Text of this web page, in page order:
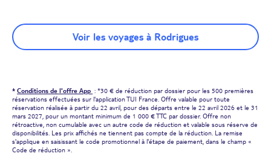
Voir les voyages à Rodrigues
* Conditions de l'offre App : *30 € de réduction par dossier pour les 500 premières
réservations effectuées sur l'application TUI France. Offre valable pour toute
réservation réalisée à partir du 22 avril, pour des départs entre le 22 avril 2026 et le 31
mars 2027, pour un montant minimum de 1 000 € TTC par dossier. Offre non
rétroactive, non cumulable avec un autre code de réduction et valable sous réserve de
disponibilités. Les prix affichés ne tiennent pas compte de la réduction. La remise
s'applique en saisissant le code promotionnel à l'étape de paiement, dans le champ «
Code de réduction ».